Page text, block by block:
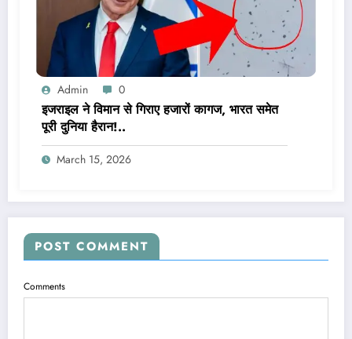
Admin 0
इजराइल ने विमान से गिराए हजारों कागज, भारत समेत
पूरी दुनिया हैरान!..
March 15, 2026
POST COMMENT
Comments